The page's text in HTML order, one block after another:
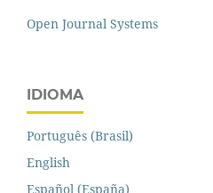
Open Journal Systems
IDIOMA
Português (Brasil)
English
Español (España)